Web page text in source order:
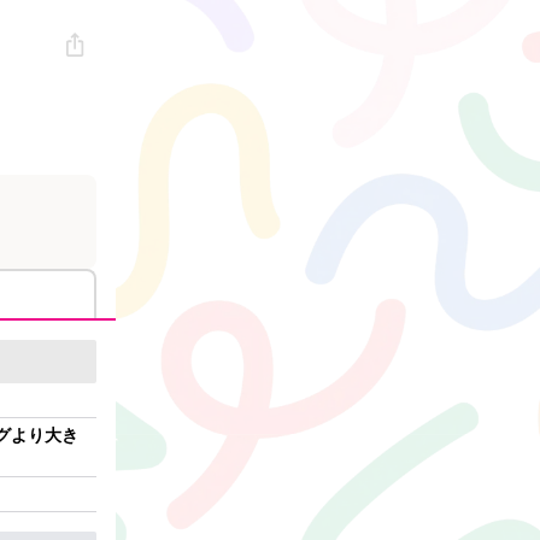
り大き